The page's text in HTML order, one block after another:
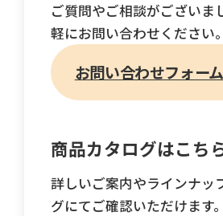
ご質問やご相談がございま
軽にお問い合わせください。
お問い合わせフォーム
商品カタログはこち
詳しいご案内やラインナッ
グにてご確認いただけます。